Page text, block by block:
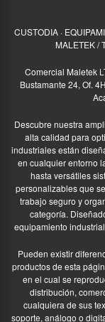
CUSTODIA ·
MALETEK /
Comercial Maletek
Bustamante 24, Of.
Descubre nuestra
alta calidad para
industriales están
en cualquier entorno
hasta versátiles
personalizables que
trabajo seguro y
categoría.
equipamiento
Pueden existir
productos de esta
en el cual se
distribución,
cualquiera de sus
soporte, análogo o